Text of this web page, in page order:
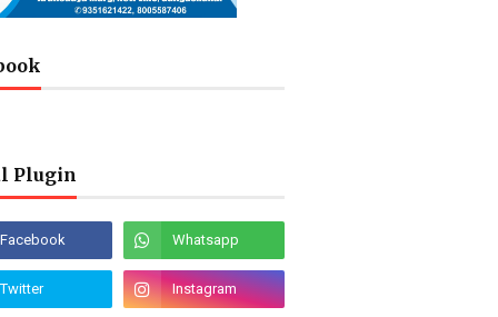
Plugin